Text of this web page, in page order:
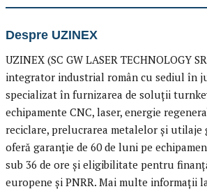
Despre UZINEX
UZINEX (SC GW LASER TECHNOLOGY
integrator industrial român cu sediul în
specializat în furnizarea de soluții
echipamente CNC, laser, energie
reciclare, prelucrarea metalelor și utilaje
oferă garanție de 60 de luni pe
sub 36 de ore și eligibilitate pentru
europene și PNRR. Mai multe informații